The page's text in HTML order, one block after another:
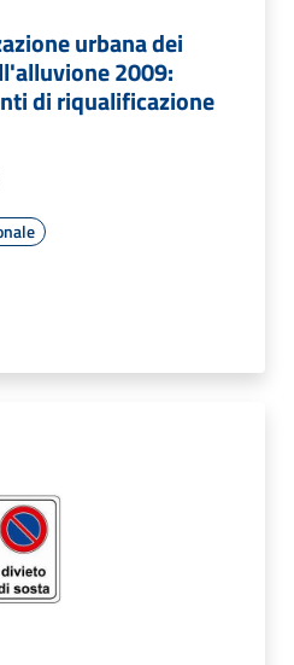
urbana dei
2009:
di riqualificazione